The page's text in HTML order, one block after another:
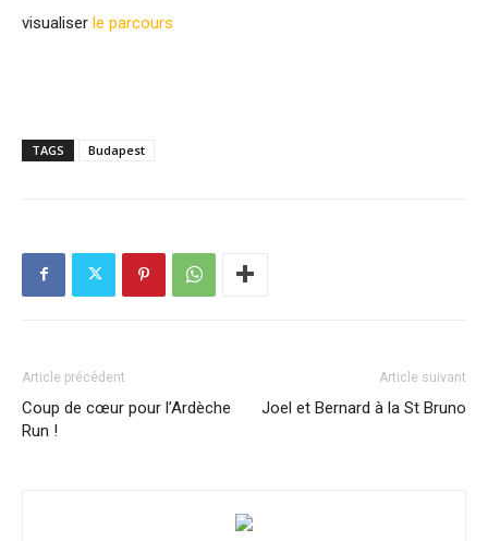
visualiser le parcours
TAGS Budapest
Article précédent
Coup de cœur pour l’Ardèche
Run !
Article suivant
Joel et Bernard à la St Bruno